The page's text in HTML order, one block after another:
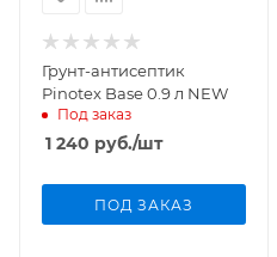
Грунт-антисептик
Pinotex Base 0.9 л NEW
Под заказ
1 240 руб./шт
ПОД ЗАКАЗ